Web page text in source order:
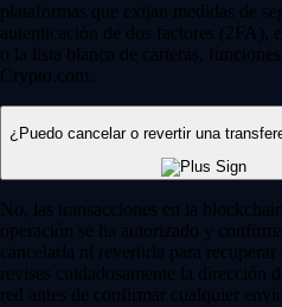
plataformas que exijan medidas de
autenticación de dos factores (2FA),
o la lista blanca de carteras,
Crypto.com.
¿Puedo cancelar o revertir una
No, las transacciones en la
operación se ha autorizado y
cancelarla ni revertirla para
revises cuidadosamente la dirección
red antes de confirmar cualquier